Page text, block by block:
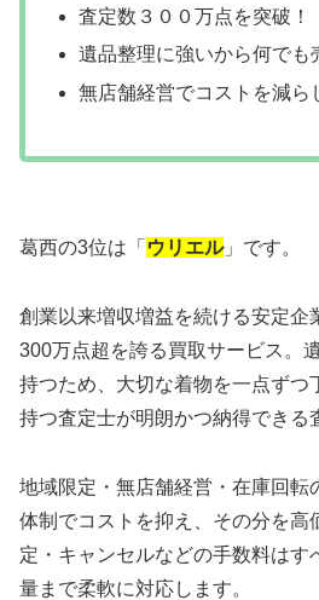
査定数３００万点を突破！
遺品整理に強いから何でも
無店舗経営でコストを減ら
葛西の3位は「 ウリエル」です。
創業以来増収増益を続ける安定企
300万点超を誇る買取サービス。
持つため、大切な着物を一点ずつ
持つ査定士が明朗かつ納得できる
地域限定・無店舗経営・在庫回転
体制でコストを抑え、その分を高
定・キャンセルなどの手数料はす
量まで柔軟に対応します。